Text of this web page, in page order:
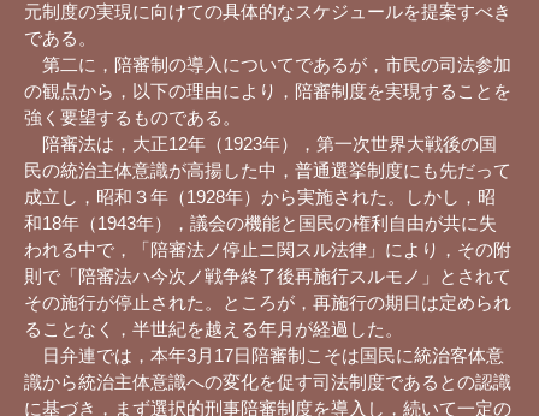
元制度の実現に向けての具体的なスケジュールを提案すべき
である。
第二に，陪審制の導入についてであるが，市民の司法参加
の観点から，以下の理由により，陪審制度を実現することを
強く要望するものである。
陪審法は，大正12年（1923年），第一次世界大戦後の国
民の統治主体意識が高揚した中，普通選挙制度にも先だって
成立し，昭和３年（1928年）から実施された。しかし，昭
和18年（1943年），議会の機能と国民の権利自由が共に失
われる中で，「陪審法ノ停止ニ関スル法律」により，その附
則で「陪審法ハ今次ノ戦争終了後再施行スルモノ」とされて
その施行が停止された。ところが，再施行の期日は定められ
ることなく，半世紀を越える年月が経過した。
日弁連では，本年3月17日陪審制こそは国民に統治客体意
識から統治主体意識への変化を促す司法制度であるとの認識
に基づき，まず選択的刑事陪審制度を導入し，続いて一定の